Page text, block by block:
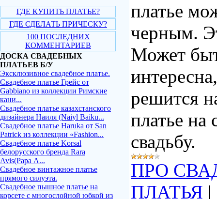
ГДЕ КУПИТЬ ПЛАТЬЕ?
ГДЕ СДЕЛАТЬ ПРИЧЕСКУ?
100 ПОСЛЕДНИХ
КОММЕНТАРИЕВ
ДОСКА СВАДЕБНЫХ
ПЛАТЬЕВ Б/У
Эксклюзивное свадебное платье.
Свадебное платье Грейс от
Gabbiano из коллекции Римские
кани...
Свадебное платье казахстанского
дизайнера Наиля (Naiyl Baiku...
Свадебное платье Haruka от San
Patrick из коллекции «Fashion...
Свадебное платье Korsal
белорусского бренда Rara
Avis(Рара А...
Свадебное винтажное платье
прямого силуэта.
Свадебное пышное платье на
корсете с многослойной юбкой из
платье
черным.
Может
решится
платье на
свадьбу.
ПРО
ПЛАТЬЯ |